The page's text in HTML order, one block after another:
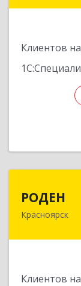
Клиентов
РОДЕН
Красноярск
Клиентов
660064,